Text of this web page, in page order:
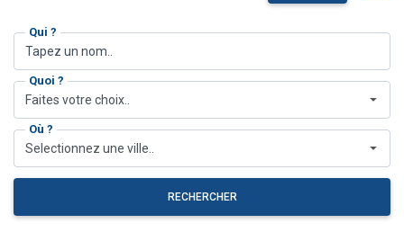
Qui ?
Quoi ?
Faites votre choix..
Où ?
Selectionnez une ville..
RECHERCHER